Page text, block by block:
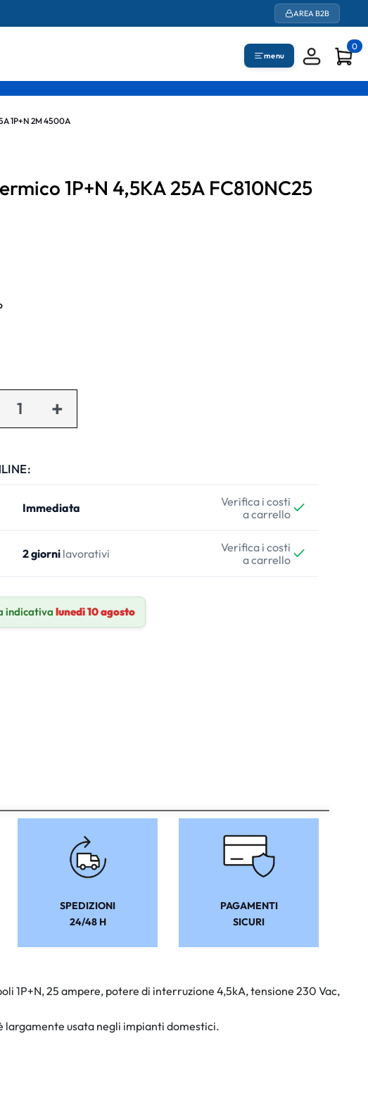
AREA B2B
menu
0
1P+N 2M 4500A
1P+N 4,5KA 25A FC810NC25
Immediata
Verifica i costi
a carrello
2 giornilavorativi
Verifica i costi
a carrello
indicativa lunedì 10 agosto
SPEDIZIONI
24/48 H
PAGAMENTI
SICURI
1P+N, 25 ampere, potere di interruzione 4,5kA, tensione 230 Vac,
largamente usata negli impianti domestici.